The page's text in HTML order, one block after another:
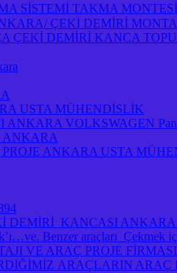
SİSTEMİ TAKMA
ÇEKİ DEMİRİ
ÇEKİ DEMİRİ KANCA
USTA MÜHENDİSLİK
VOLKSWAGEN
ANKARA
ANKARA USTA
DEMİRİ KANCASI
Benzer araçları Çekmek
VE ARAÇ PROJE
ARAÇLARIN ARAÇ